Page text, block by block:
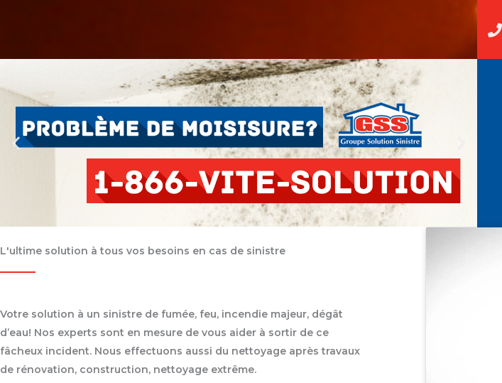
L'ultime solution à tous vos besoins en cas de sinistre
Votre solution à un sinistre de fumée, feu, incendie majeur, dégât
d’eau! Nos experts sont en mesure de vous aider à sortir de ce
fâcheux incident. Nous effectuons aussi du nettoyage après travaux
de rénovation, construction, nettoyage extrême.